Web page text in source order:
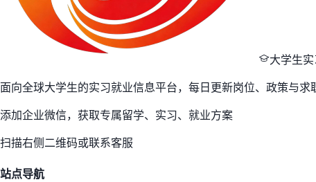
大学生
面向全球大学生的实习就业信息平台，每日更新岗位、政策与求
添加企业微信，获取专属留学、实习、就业方案
扫描右侧二维码或联系客服
站点导航